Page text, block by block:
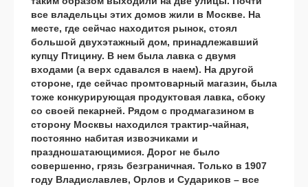
все владельцы этих домов жили в Москве. На
месте, где сейчас находится рынок, стоял
большой двухэтажный дом, принадлежавший
купцу Птицину. В нем была лавка с двумя
входами (а верх сдавался в наем). На другой
стороне, где сейчас промтоварный магазин, была
тоже конкурирующая продуктовая лавка, сбоку
со своей пекарней. Рядом с продмагазином в
сторону Москвы находился трактир-чайная,
постоянно набитая извозчиками и
праздношатающимися. Дорог не было
совершенно, грязь безграничная. Только в 1907
году Владиславлев, Орлов и Судариков – все